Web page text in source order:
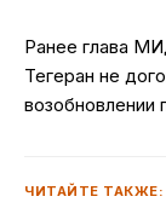
Ранее глава
Тегеран не
возобновлении
ЧИТАЙТЕ ТАКЖЕ: